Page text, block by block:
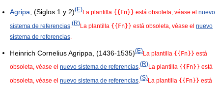
Agripa , (Siglos 1 y 2)(E)La plantilla {{Fn}} está obsoleta, véase el nuevo
sistema de referencias (R)La plantilla {{Fn}} está obsoleta, véase el nuevo
sistema de referencias
Heinrich Cornelius Agrippa, (1436-1535)(E)La plantilla {{Fn}} está
obsoleta, véase el nuevo sistema de referencias.(R)La plantilla {{Fn}} está
obsoleta, véase el nuevo sistema de referencias (S)La plantilla {{Fn}} está